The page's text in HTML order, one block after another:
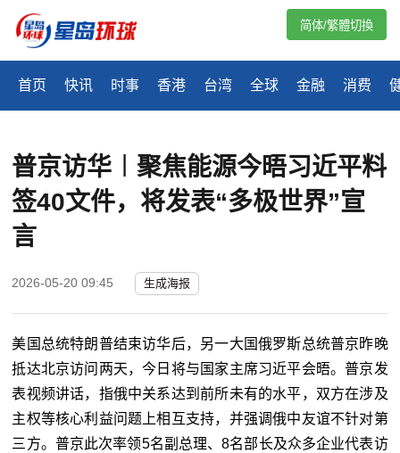
首页 快讯 时事 香港 台湾 全球 金融 消费
简体/繁體切換
普京访华︱聚焦能源今晤习近平料
签40文件，将发表“多极世界”宣
言
2026-05-20 09:45 生成海报
美国总统特朗普结束访华后，另一大国俄罗斯总统普京昨晚
抵达北京访问两天，今日将与国家主席习近平会晤。普京发
表视频讲话，指俄中关系达到前所未有的水平，双方在涉及
主权等核心利益问题上相互支持，并强调俄中友谊不针对第
三方。普京此次率领5名副总理、8名部长及众多企业代表访